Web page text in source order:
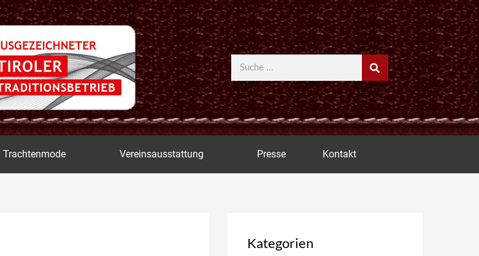
Suche
Trachtenmode Vereinsausstattung Presse Kontakt
Kategorien